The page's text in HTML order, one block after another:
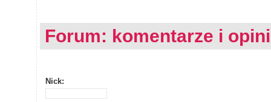
Forum: komentarze i
Nick: